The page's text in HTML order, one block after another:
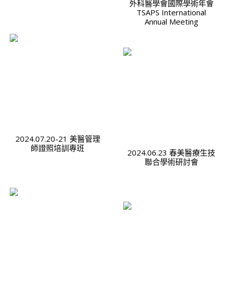
外科醫學會國際學術年會
TSAPS International
Annual Meeting
2024.07.20-21 美醫管理
師證照培訓專班
2024.06.23 春美醫療生技
聯合學術研討會